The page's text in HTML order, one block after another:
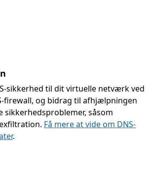
sikkerhed til dit virtuelle netværk ved
firewall, og bidrag til afhjælpningen
sikkerhedsproblemer, såsom
Få mere at vide om DNS-
.